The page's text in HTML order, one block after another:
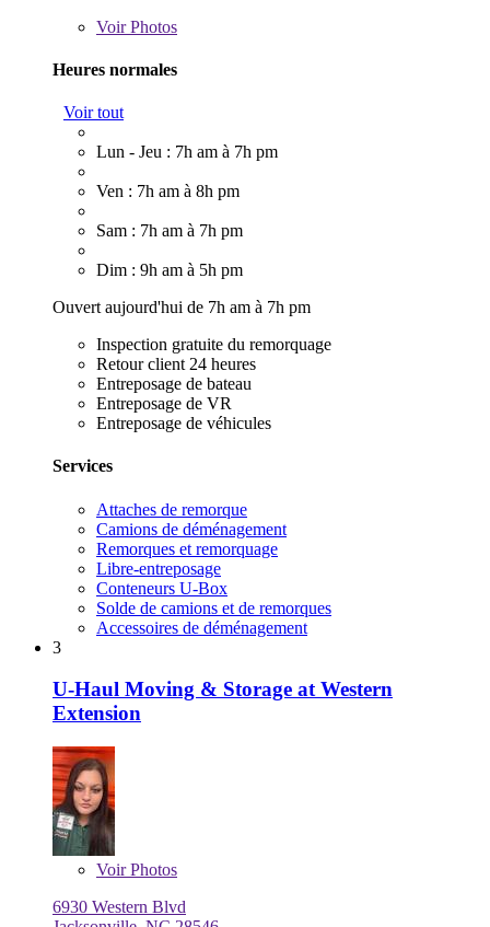
VoirPhotos
Heures normales
Voir tout
Lun - Jeu : 7h am à 7h pm
Ven : 7h am à 8h pm
Sam : 7h am à 7h pm
Dim : 9h am à 5h pm
Ouvert aujourd'hui de 7h am à 7h pm
Inspection gratuite du remorquage
Retour client 24 heures
Entreposage de bateau
Entreposage de VR
Entreposage de véhicules
Services
Attaches de remorque
Camions de déménagement
Remorques et remorquage
Libre-entreposage
Conteneurs U-Box
Solde de camions et de remorques
Accessoires de déménagement
3
U-Haul Moving & Storage at Western
Extension
VoirPhotos
6930 Western Blvd